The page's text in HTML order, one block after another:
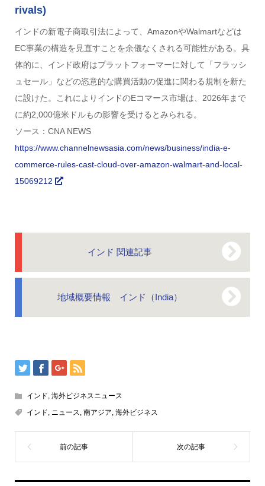
rivals)
インドの新電子商取引法によって、AmazonやWalmartなどは
EC事業の構造を見直すことを余儀なくされる可能性がある。具
体的に、インド政府はプラットフォーマーに対して「フラッシ
ュセール」などの恣意的な購買活動の促進に関わる規制を新た
に設けた。これによりインドのEコマース市場は、2026年まで
に約2,000億米ドルもの影響を受けるとみられる。
ソース：CNA NEWS
https://www.channelnewsasia.com/news/business/india-e-
commerce-rules-cast-cloud-over-amazon-walmart-and-local-
15069212
インド 関連記事
地域概要情報 インド（India）
インド, 海外ビジネスニュース
インド, ニュース, 南アジア, 海外ビジネス